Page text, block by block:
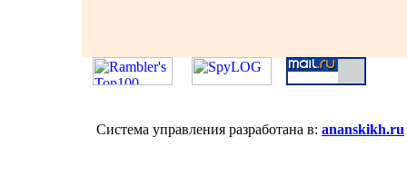
Система управления разработана в: ananskikh.ru